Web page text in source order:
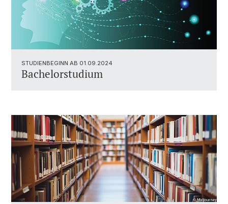
STUDIENBEGINN AB 01.09.2024
Bachelorstudium